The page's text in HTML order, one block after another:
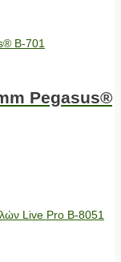
Pegasus®